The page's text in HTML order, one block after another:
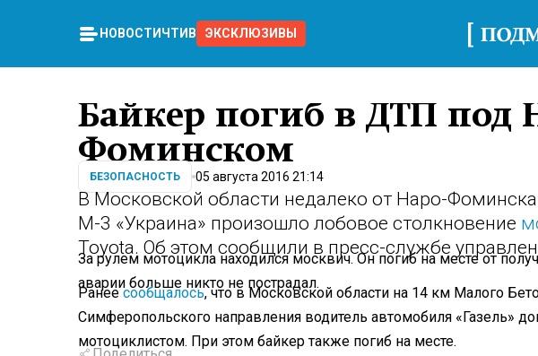
НОВОСТИ ЧТИВО ЭКСКЛЮЗИВЫ
Байкер погиб в ДТП под
Фоминском
БЕЗОПАСНОСТЬ 05 августа 2016 21:14
В Московской области недалеко от Наро-
М-3 «Украина» произошло лобовое столкновение
Toyota. Об этом сообщили в пресс-службе
За рулем мотоцикла находился москвич. Он погиб на месте от
аварии больше никто не пострадал.
Ранеесообщалось, что в Московской области на 14 км Малого
Симферопольского направления водитель автомобиля «Газель»
мотоциклистом. При этом байкер также погиб на месте.